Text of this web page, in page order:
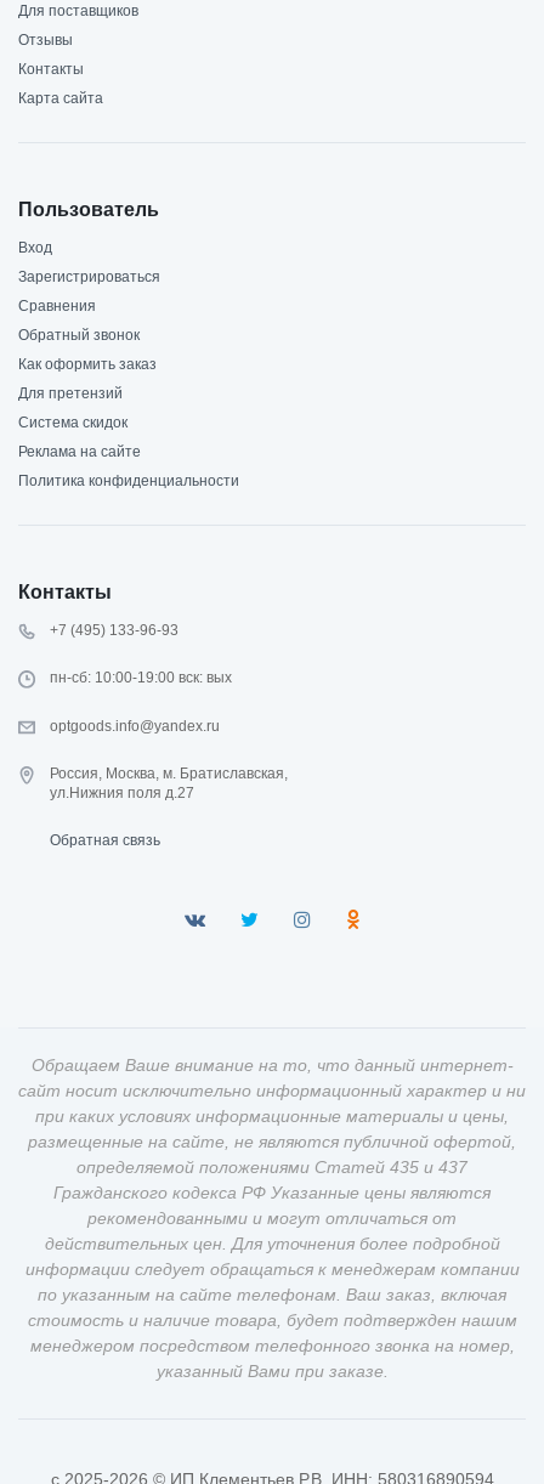
Для поставщиков
Отзывы
Контакты
Карта сайта
Пользователь
Вход
Зарегистрироваться
Сравнения
Обратный звонок
Как оформить заказ
Для претензий
Система скидок
Реклама на сайте
Политика конфиденциальности
Контакты
+7 (495) 133-96-93
пн-сб: 10:00-19:00 вск: вых
optgoods.info@yandex.ru
Россия, Москва, м. Братиславская,
ул.Нижния поля д.27
Обратная связь
Обращаем Ваше внимание на то, что данный интернет-
сайт носит исключительно информационный характер и ни
при каких условиях информационные материалы и цены,
размещенные на сайте, не являются публичной офертой,
определяемой положениями Статей 435 и 437
Гражданского кодекса РФ Указанные цены являются
рекомендованными и могут отличаться от
действительных цен. Для уточнения более подробной
информации следует обращаться к менеджерам компании
по указанным на сайте телефонам. Ваш заказ, включая
стоимость и наличие товара, будет подтвержден нашим
менеджером посредством телефонного звонка на номер,
указанный Вами при заказе.
c 2025-2026 © ИП Клементьев Р.В. ИНН: 580316890594